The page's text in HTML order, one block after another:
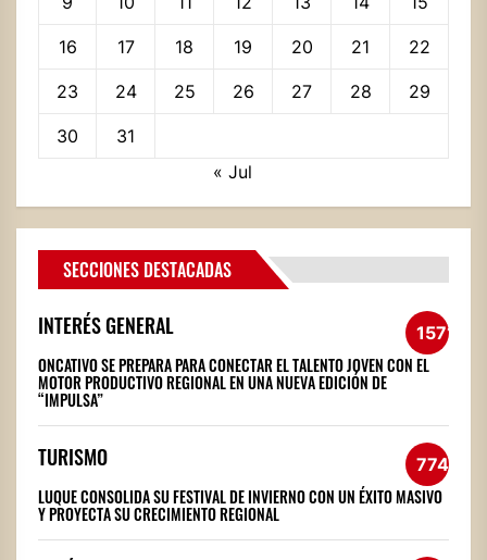
16 17 18 19 20 21 22
23 24 25 26 27 28 29
30
31
« Jul
SECCIONES DESTACADAS
INTERÉS GENERAL 1571
ONCATIVO SE PREPARA PARA CONECTAR EL TALENTO JOVEN CON EL
MOTOR PRODUCTIVO REGIONAL EN UNA NUEVA EDICIÓN DE
“IMPULSA”
TURISMO 774
LUQUE CONSOLIDA SU FESTIVAL DE INVIERNO CON UN ÉXITO MASIVO
Y PROYECTA SU CRECIMIENTO REGIONAL